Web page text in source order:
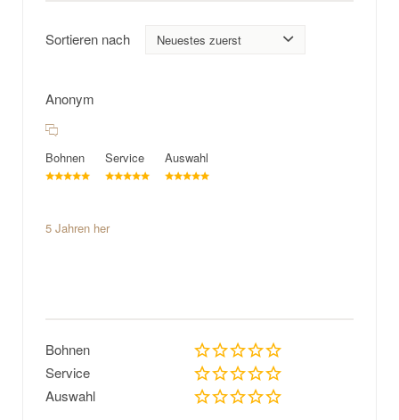
Sortieren nach
Anonym
Bohnen Service Auswahl
5 Jahren her
Bohnen
Service
Auswahl